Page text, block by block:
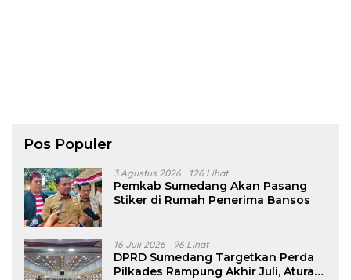
Pos Populer
3 Agustus 2026 126 Lihat
Pemkab Sumedang Akan Pasang
Stiker di Rumah Penerima Bansos
16 Juli 2026 96 Lihat
DPRD Sumedang Targetkan Perda
Pilkades Rampung Akhir Juli, Aturan